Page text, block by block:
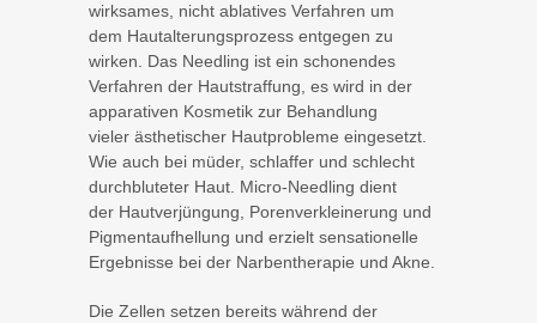
wirksames, nicht ablatives Verfahren um
dem Hautalterungsprozess entgegen zu
wirken. Das Needling ist ein schonendes
Verfahren der Hautstraffung, es wird in der
apparativen Kosmetik zur Behandlung
vieler ästhetischer Hautprobleme eingesetzt.
Wie auch bei müder, schlaffer und schlecht
durchbluteter Haut. Micro-Needling dient
der Hautverjüngung, Porenverkleinerung und
Pigmentaufhellung und erzielt sensationelle
Ergebnisse bei der Narbentherapie und Akne.
Die Zellen setzen bereits während der